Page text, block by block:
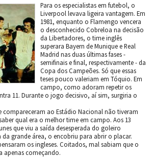
Para os especialistas em futebol, o
Liverpool levava ligeira vantagem. Em
1981, enquanto o Flamengo vencera
o desconhecido Cobreloa na decisão
da Libertadores, o time inglês
superara Bayern de Munique e Real
Madrid nas duas últimas fases -
semifinais e final, respectivamente - da
Copa dos Campeões. Só que essas
teses pouco valeriam em Tóquio. Em
campo, como adoram repetir os
11. Durante o jogo decisivo, aí sim, surgiria o
compareceram ao Estádio Nacional não tiveram
qual era o melhor time em campo. Aos 13
que viu a saída desesperada do goleiro
grande área, o encobriu para abrir o placar.
os ingleses. Coitados, mal sabiam que o
apenas começando.